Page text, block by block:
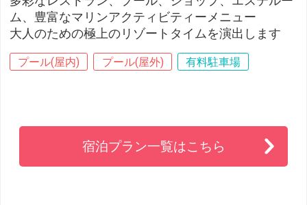
ム、豊富なマリンアクティビティーメニュー
大人のための極上のリゾートタイムを演出します
プール(屋内) プール(屋外) 有料駐車場
宿泊プラン一覧はこちら